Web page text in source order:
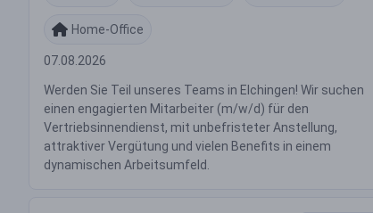
Home-Office
07.08.2026
Werden Sie Teil unseres Teams in Elchingen! Wir suchen
einen engagierten Mitarbeiter (m/w/d) für den
Vertriebsinnendienst, mit unbefristeter Anstellung,
attraktiver Vergütung und vielen Benefits in einem
dynamischen Arbeitsumfeld.